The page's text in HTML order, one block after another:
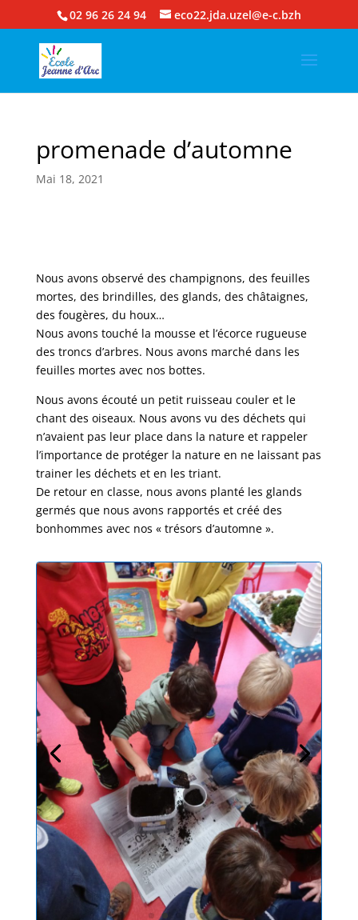
02 96 26 24 94 eco22.jda.uzel@e-c.bzh
promenade d’automne
Mai 18, 2021
Nous avons observé des champignons, des feuilles
mortes, des brindilles, des glands, des châtaignes,
des fougères, du houx…
Nous avons touché la mousse et l’écorce rugueuse
des troncs d’arbres. Nous avons marché dans les
feuilles mortes avec nos bottes.
Nous avons écouté un petit ruisseau couler et le
chant des oiseaux. Nous avons vu des déchets qui
n’avaient pas leur place dans la nature et rappeler
l’importance de protéger la nature en ne laissant pas
trainer les déchets et en les triant.
De retour en classe, nous avons planté les glands
germés que nous avons rapportés et créé des
bonhommes avec nos « trésors d’automne ».